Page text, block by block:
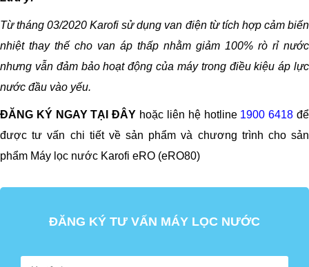
vi khuẩn E.coli, Coliform, Streptococci feacal, Pseudomonas
aeruginosa, Bào tử vi khuẩn kị khí khử sulfit, đảm bảo an
toàn tuyệt đối cho sức khỏe người dùng khi uống trực tiếp.
Công nghệ lọc
Công nghệ lọc RO có khả năng loại bỏ Amip, Asen, các
nguồn nước hoàn toàn tinh khiết.
Từ tháng 03/2020 Karofi sử dụng van điện từ tích hợp cảm biến
nhiệt thay thế cho van áp thấp nhằm giảm 100% rò rỉ nước
nhưng vẫn đảm bảo hoạt động của máy trong điều kiệu áp lực
nước đầu vào yếu.
ĐĂNG KÝ NGAY TẠI ĐÂY hoặc liên hệ hotline 1900 6418 để
được tư vấn chi tiết về sản phẩm và chương trình cho sản
phẩm Máy lọc nước Karofi eRO (eRO80)
ĐĂNG KÝ TƯ VẤN MÁY LỌC NƯỚC